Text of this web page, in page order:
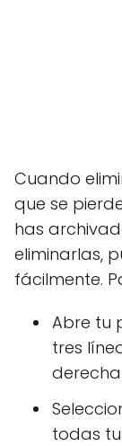
Cuando
que se
has
eliminarlas,
fácilmente.
Abre tu
tres
derecha.
todas